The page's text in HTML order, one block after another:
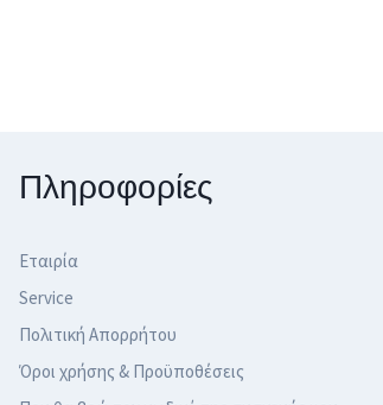
Πληροφορίες
Εταιρία
Service
Πολιτική Απορρήτου
Όροι χρήσης & Προϋποθέσεις